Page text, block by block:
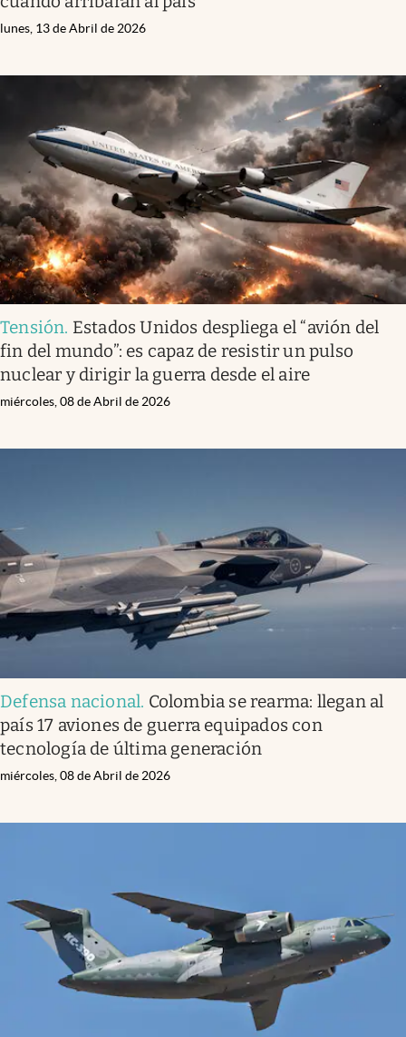
lunes, 13 de Abril de 2026
Tensión. Estados Unidos despliega el “avión del
fin del mundo”: es capaz de resistir un pulso
nuclear y dirigir la guerra desde el aire
miércoles, 08 de Abril de 2026
Defensa nacional. Colombia se rearma: llegan al
país 17 aviones de guerra equipados con
tecnología de última generación
miércoles, 08 de Abril de 2026